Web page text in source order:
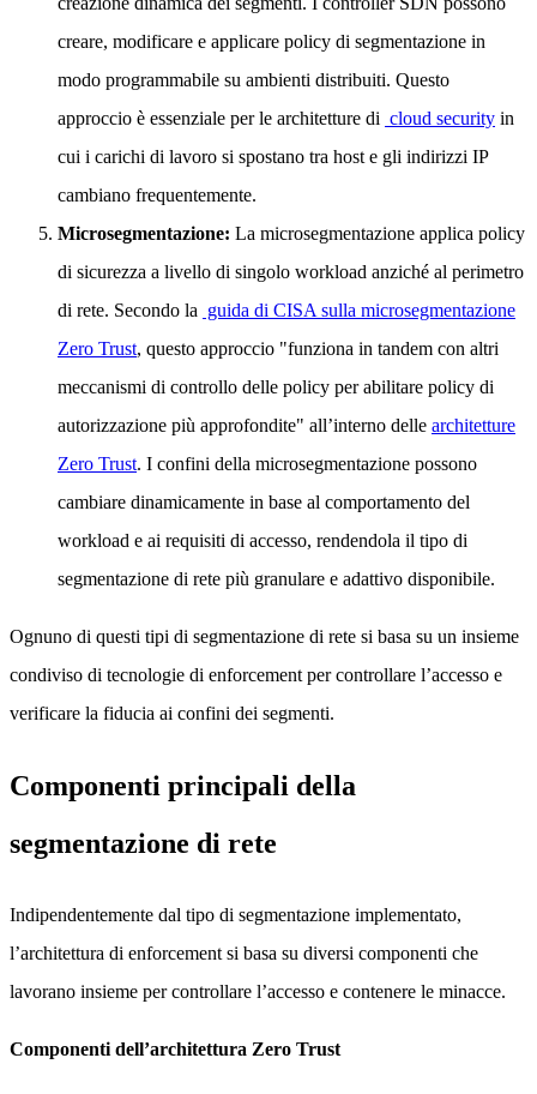
creare, modificare e applicare policy di segmentazione in
modo programmabile su ambienti distribuiti. Questo
approccio è essenziale per le architetture di cloud security in
cui i carichi di lavoro si spostano tra host e gli indirizzi IP
cambiano frequentemente.
Microsegmentazione: La microsegmentazione applica policy
di sicurezza a livello di singolo workload anziché al perimetro
di rete. Secondo la guida di CISA sulla microsegmentazione
Zero Trust, questo approccio "funziona in tandem con altri
meccanismi di controllo delle policy per abilitare policy di
autorizzazione più approfondite" all’interno delle architetture
Zero Trust. I confini della microsegmentazione possono
cambiare dinamicamente in base al comportamento del
workload e ai requisiti di accesso, rendendola il tipo di
segmentazione di rete più granulare e adattivo disponibile.
Ognuno di questi tipi di segmentazione di rete si basa su un insieme
condiviso di tecnologie di enforcement per controllare l’accesso e
verificare la fiducia ai confini dei segmenti.
Componenti principali della
segmentazione di rete
Indipendentemente dal tipo di segmentazione implementato,
l’architettura di enforcement si basa su diversi componenti che
lavorano insieme per controllare l’accesso e contenere le minacce.
Componenti dell’architettura Zero Trust